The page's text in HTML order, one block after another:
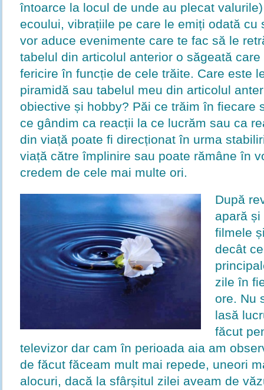
întoarce la locul de unde au plecat
ecoului, vibrațiile pe care le emiți odată cu
vor aduce evenimente care te fac să le
tabelul din articolul anterior o săgeată
fericire în funcție de cele trăite. Care este
piramidă sau tabelul meu din articolul
obiective și hobby? Păi ce trăim în fiecare
ce gândim ca reacții la ce lucrăm sau ca
din viață poate fi direcționat în urma
viață către împlinire sau poate rămâne în
credem de cele mai multe ori.
După
apară
filmele
decât
zile în
ore. Nu
lasă
făcut
televizor dar cam în perioada aia am
de făcut făceam mult mai repede, uneori
alocuri, dacă la sfârșitul zilei aveam de